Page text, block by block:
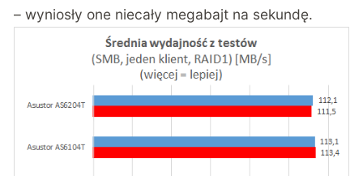
– wyniosły one niecały megabajt na sekundę.